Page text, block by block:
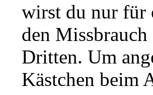
wirst du nur für
den
Dritten. Um
Kästchen beim